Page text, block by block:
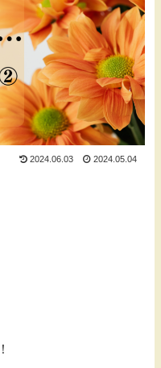
2024.06.03 2024.05.04